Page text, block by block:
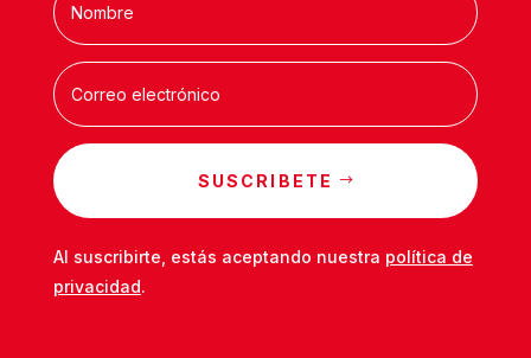
SUSCRIBETE
Al suscribirte, estás aceptando nuestra política de
privacidad.